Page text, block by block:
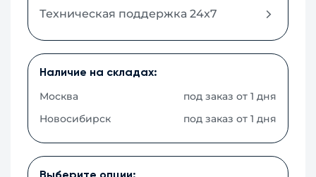
Техническая поддержка 24x7
Наличие на складах:
Москва
под заказ от 1 дня
Новосибирск
под заказ от 1 дня